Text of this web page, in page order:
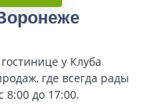
у Клуба
где всегда рады
8:00 до 17:00.